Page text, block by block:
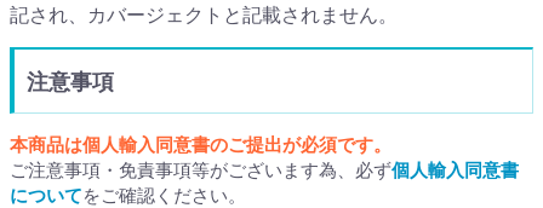
記され、カバージェクトと記載されません。
注意事項
本商品は個人輸入同意書のご提出が必須です。
ご注意事項・免責事項等がございます為、必ず個人輸入同意書
についてをご確認ください。